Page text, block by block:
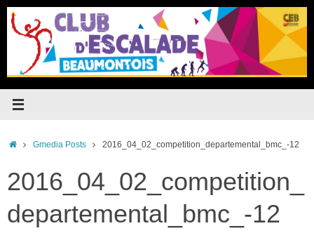
Passer
contenu
Accueil
Gmedia Posts 2016_04_02_competition_departemental_bmc_-12
2016_04_02_competition_
departemental_bmc_-12